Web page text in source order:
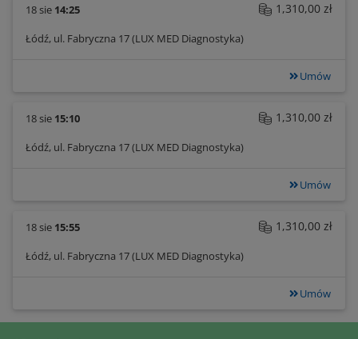
18 sie 14:25
Łódź, ul. Fabryczna 17 (LUX MED Diagnostyka)
1,310,00 zł
Umów
18 sie 15:10
Łódź, ul. Fabryczna 17 (LUX MED Diagnostyka)
1,310,00 zł
Umów
18 sie 15:55
Łódź, ul. Fabryczna 17 (LUX MED Diagnostyka)
1,310,00 zł
Umów